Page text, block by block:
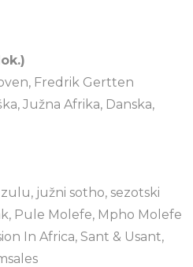
Fredrik Gertten
Južna Afrika, Danska,
južni sotho, sezotski
Pule Molefe, Mpho Molefe
In Africa, Sant & Usant,